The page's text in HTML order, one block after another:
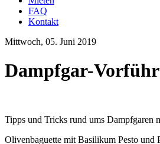
FAQ
Kontakt
Mittwoch, 05. Juni 2019
Dampfgar-
Tipps und Tricks rund ums Dampfgaren
Olivenbaguette mit Basilikum Pesto und